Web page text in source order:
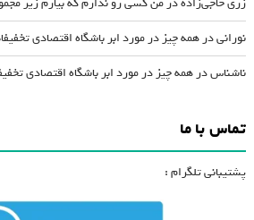
نورانیدرهمه چیز در مورد ابر باشگاه اقتصادی
ناشناسدرهمه چیز در مورد ابر باشگاه اقتصادی
تماس با ما
پشتیبانی تلگرام :